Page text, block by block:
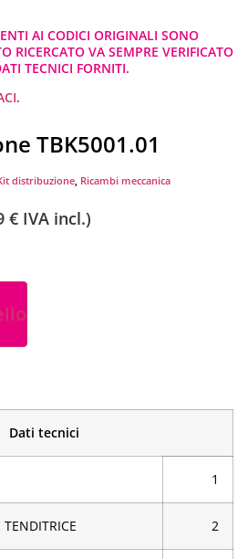
AI CODICI ORIGINALI SONO
RICERCATO VA SEMPRE VERIFICATO
TECNICI FORNITI.
.
TBK5001.01
distribuzione, Ricambi meccanica
€ IVA incl.)
Dati tecnici
1
2